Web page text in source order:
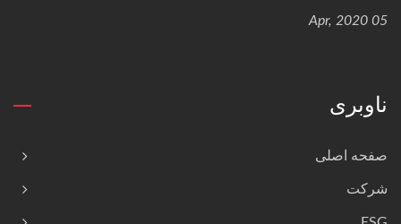
05 Apr, 2020
ناوبری
صفحه اصلی
شرکت